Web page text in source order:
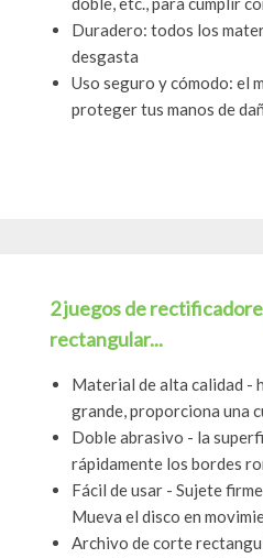
Duradero: todos los
desgasta
Uso seguro y cómodo: el
proteger tus manos de
2 juegos de
rectangular...
Material de alta calidad -
grande, proporciona una
Doble abrasivo - la
rápidamente los bordes
Fácil de usar - Sujete
Mueva el disco en
Archivo de corte